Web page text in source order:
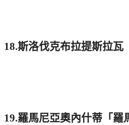
18.斯洛伐克布拉提斯拉瓦
19.羅馬尼亞奧內什蒂「羅